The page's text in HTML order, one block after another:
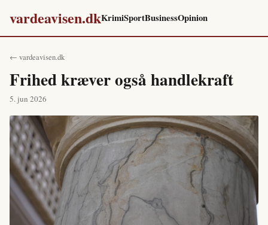
vardeavisen.dkKrimiSportBusinessOpinion
← vardeavisen.dk
Frihed kræver også handlekraft
5. jun 2026